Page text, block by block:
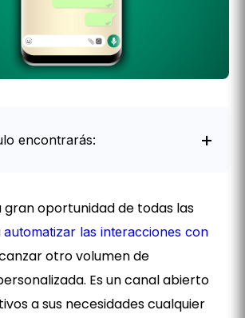
encontrarás:
gran oportunidad de todas las
automatizar las interacciones con
otro volumen de
Es un canal abierto
a sus necesidades cualquier